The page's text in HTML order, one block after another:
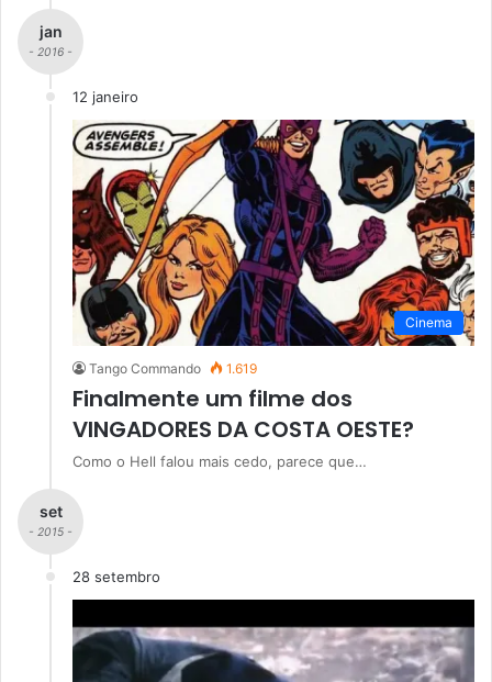
jan
- 2016 -
12 janeiro
Cinema
Tango Commando 1.619
Finalmente um filme dos
VINGADORES DA COSTA OESTE?
Como o Hell falou mais cedo, parece que…
set
- 2015 -
28 setembro